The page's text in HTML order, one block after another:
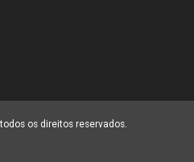
os direitos reservados.